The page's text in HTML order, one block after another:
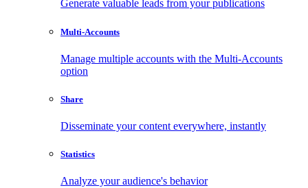
Generate valuable leads from your publications
Multi-Accounts
Manage multiple accounts with the Multi-Accounts
option
Share
Disseminate your content everywhere, instantly
Statistics
Analyze your audience's behavior